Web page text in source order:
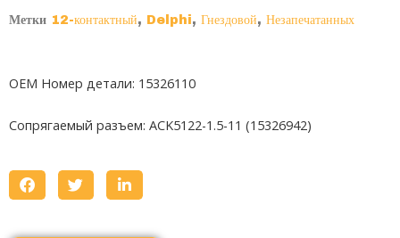
Метки 12-контактный, Delphi, Гнездовой, Незапечатанных
OEM Номер детали: 15326110
Сопрягаемый разъем: ACK5122-1.5-11 (15326942)